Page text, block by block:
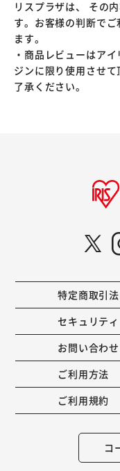
リスプラザは、 その
す。お客様の判断で
ます。
・商品レビューはア
ジンに限り使用させ
了承ください。
特定商取引
セキュリテ
お問い合わせ
ご利用方法
ご利用規約
コ